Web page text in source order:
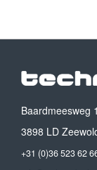
Baardmeesweg
3898 LD
+31 (0)36 523 62